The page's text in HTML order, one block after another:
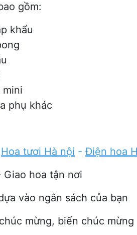
gồm:
khẩu
mini
phụ khác
Hoa tươi Hà nội -Điện hoa
Giao hoa tận nơi
vào ngân sách của bạn
mừng, biển chúc mừng